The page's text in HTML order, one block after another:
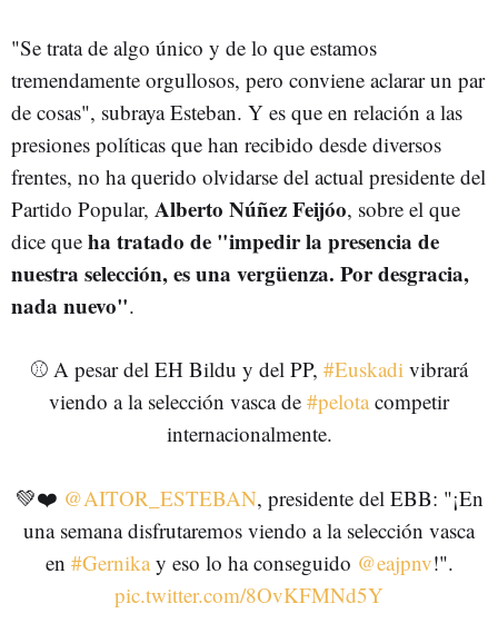
"Se trata de algo único y de lo que estamos
tremendamente orgullosos, pero conviene aclarar un par
de cosas", subraya Esteban. Y es que en relación a las
presiones políticas que han recibido desde diversos
frentes, no ha querido olvidarse del actual presidente del
Partido Popular, Alberto Núñez Feijóo, sobre el que
dice que ha tratado de "impedir la presencia de
nuestra selección, es una vergüenza. Por desgracia,
nada nuevo".
⚾ A pesar del EH Bildu y del PP, #Euskadi vibrará
viendo a la selección vasca de #pelotacompetir
internacionalmente.
💚❤️ @AITOR_ESTEBAN, presidente del EBB: "¡En
una semana disfrutaremos viendo a la selección vasca
en #Gernikay eso lo ha conseguido @eajpnv!".
pic.twitter.com/8OvKFMNd5Y